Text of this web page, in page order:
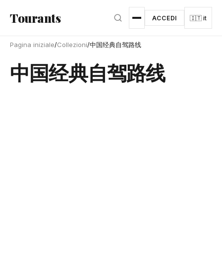
Tourants ACCEDI 🇮🇹 it
Pagina iniziale/Collezioni/中国经典自驾路线
中国经典自驾路线